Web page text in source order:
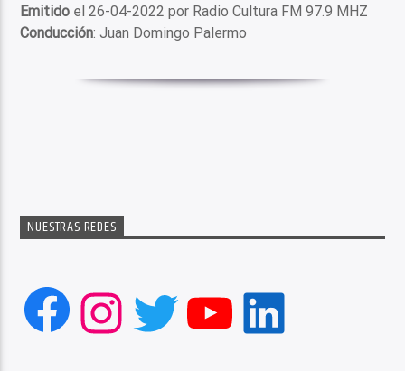
Emitido el 26-04-2022 por Radio Cultura FM 97.9 MHZ
Conducción: Juan Domingo Palermo
NUESTRAS REDES
Facebook
Instagram
Twitter
YouTube
LinkedIn